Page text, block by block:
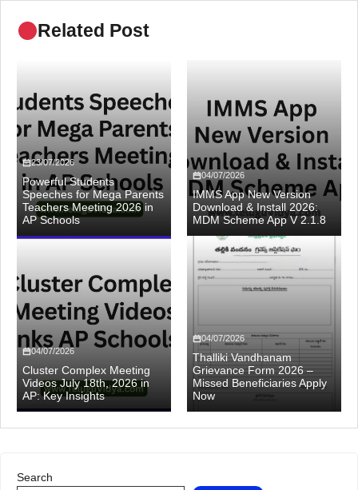
Related Post
23/07/2026
Powerful Students
Speeches for Mega Parents
Teachers Meeting 2026 in
AP Schools
04/07/2026
IMMS App New Version
Download & Install 2026:
MDM Scheme App V 2.1.8
04/07/2026
Cluster Complex Meeting
Videos July 18th, 2026 in
AP: Key Insights
04/07/2026
Thalliki Vandhanam
Grievance Form 2026 –
Missed Beneficiaries Apply
Now
Search